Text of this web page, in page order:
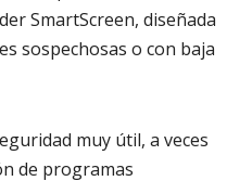
SmartScreen, diseñada
sospechosas o con baja
muy útil, a veces
de programas